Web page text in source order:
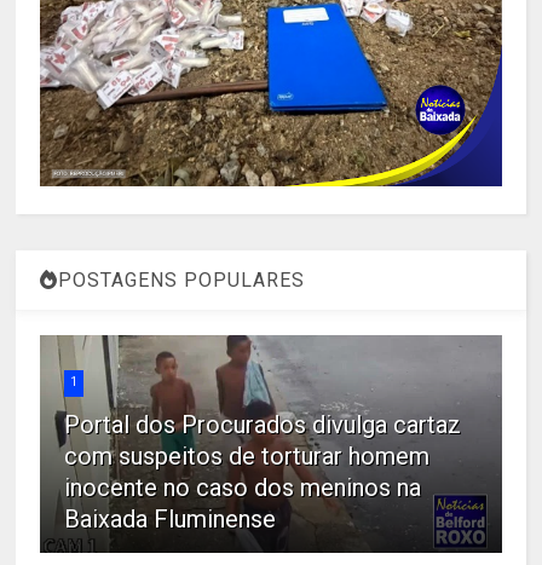
POSTAGENS POPULARES
1
Portal dos Procurados divulga cartaz
com suspeitos de torturar homem
inocente no caso dos meninos na
Baixada Fluminense